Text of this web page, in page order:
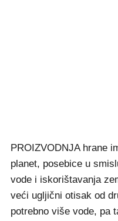
PROIZVODNJA hrane
planet, posebice u
vode i iskorištavanja
veći ugljični otisak od
potrebno više vode, pa